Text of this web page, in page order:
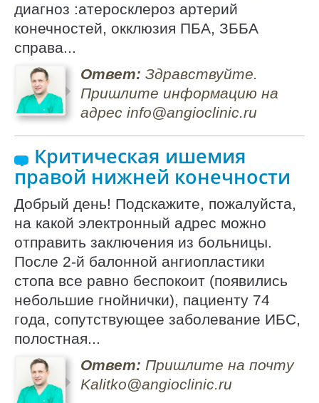
диагноз :атеросклероз артерий
конечностей, окклюзия ПБА, ЗББА
справа...
Ответ: Здравствуйте.
Пришлите информацию на
адрес info@angioclinic.ru
Критическая ишемия
правой нижней конечности
Добрый день! Подскажите, пожалуйста,
на какой электронный адрес можно
отправить заключения из больницы.
После 2-й балонной ангиопластики
стопа все равно беспокоит (появились
небольшие гнойнички), пациенту 74
года, сопутствующее заболевание ИБС,
полостная...
Ответ: Пришлите на почту
Kalitko@angioclinic.ru